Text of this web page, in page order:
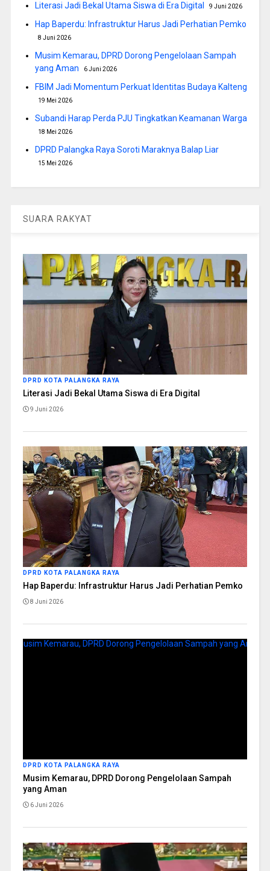
Literasi Jadi Bekal Utama Siswa di Era Digital 9 Juni 2026
Hap Baperdu: Infrastruktur Harus Jadi Perhatian Pemko
8 Juni 2026
Musim Kemarau, DPRD Dorong Pengelolaan Sampah
yang Aman
6 Juni 2026
FBIM Jadi Momentum Perkuat Identitas Budaya Kalteng
19 Mei 2026
Subandi Harap Perda PJU Tingkatkan Keamanan Warga
18 Mei 2026
DPRD Palangka Raya Soroti Maraknya Balap Liar
15 Mei 2026
SUARA RAKYAT
DPRD KOTA PALANGKA RAYA
Literasi Jadi Bekal Utama Siswa di Era Digital
9 Juni 2026
DPRD KOTA PALANGKA RAYA
Hap Baperdu: Infrastruktur Harus Jadi Perhatian Pemko
8 Juni 2026
DPRD KOTA PALANGKA RAYA
Musim Kemarau, DPRD Dorong Pengelolaan Sampah
yang Aman
6 Juni 2026